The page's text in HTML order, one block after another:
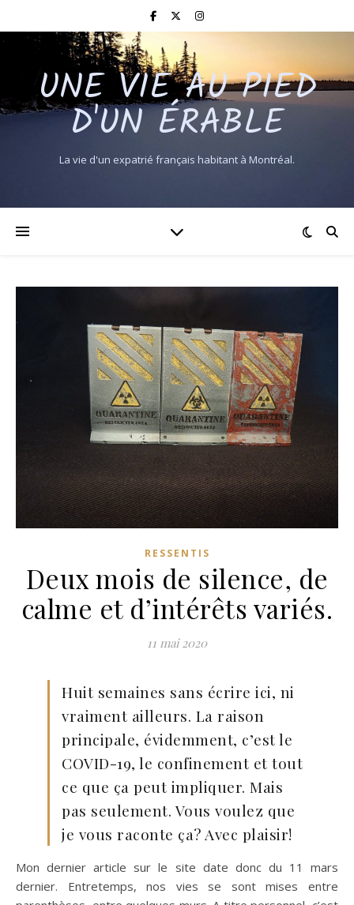
UNE VIE AU PIED
D'UN ÉRABLE
La vie d'un expatrié français habitant à Montréal.
RESSENTIS
Deux mois de silence, de
calme et d’intérêts variés.
11 mai 2020
Huit semaines sans écrire ici, ni
vraiment ailleurs. La raison
principale, évidemment, c’est le
COVID-19, le confinement et tout
ce que ça peut impliquer. Mais
pas seulement. Vous voulez que
je vous raconte ça? Avec plaisir!
Mon dernier article sur le site date donc du 11 mars
dernier. Entretemps, nos vies se sont mises entre